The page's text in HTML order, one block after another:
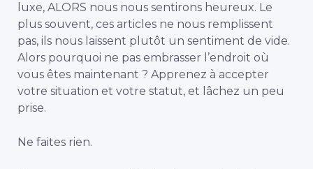
luxe, ALORS nous nous sentirons heureux. Le
plus souvent, ces articles ne nous remplissent
pas, ils nous laissent plutôt un sentiment de vide.
Alors pourquoi ne pas embrasser l’endroit où
vous êtes maintenant ? Apprenez à accepter
votre situation et votre statut, et lâchez un peu
prise.
Ne faites rien.